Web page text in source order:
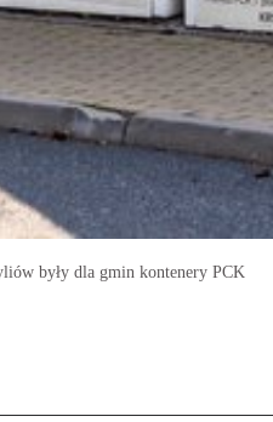
były dla gmin kontenery PCK